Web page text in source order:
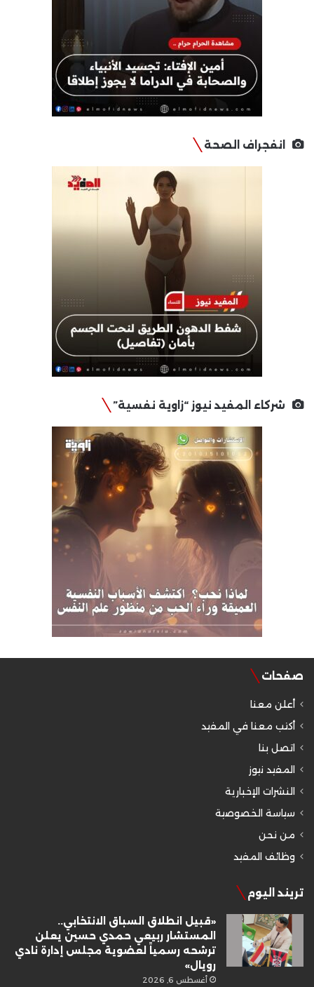
انفجراف الصحة
شركاء المفيد نيوز “زاوية نفسية”
صفحات
أعلن معنا
أكتب معنا في المفيد
اتصل بنا
المفيد نيوز
النشرات الإخبارية
سياسة الخصوصية
من نحن
وظائف المفيد
تريند اليوم
«قبيل انطلاق السباق الانتخابي..
المستشار ربيعي حمدي حسين يعلن
ترشحه رسمياً لعضوية مجلس إدارة نادي
رويال»
أغسطس 6, 2026